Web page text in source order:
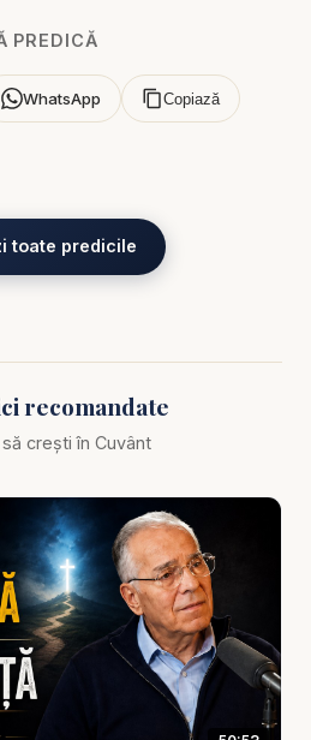
lor este marcat de luptă,
ascuns, justificat. Și totuși,
sale profunde și bine
prin realitatea uneori
nu este o simplă
un apel viu, actual și
cei care simt că viața lor
compromisă sau lipsită de
activă și nu doar o idee
mod de viață, chiar în
PREDICĂ
WhatsApp Copiază
toate predicile
recomandate
crești în Cuvânt